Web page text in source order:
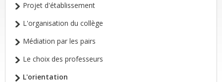
Projet d'établissement
L'organisation du collège
Médiation par les pairs
Le choix des professeurs
L'orientation